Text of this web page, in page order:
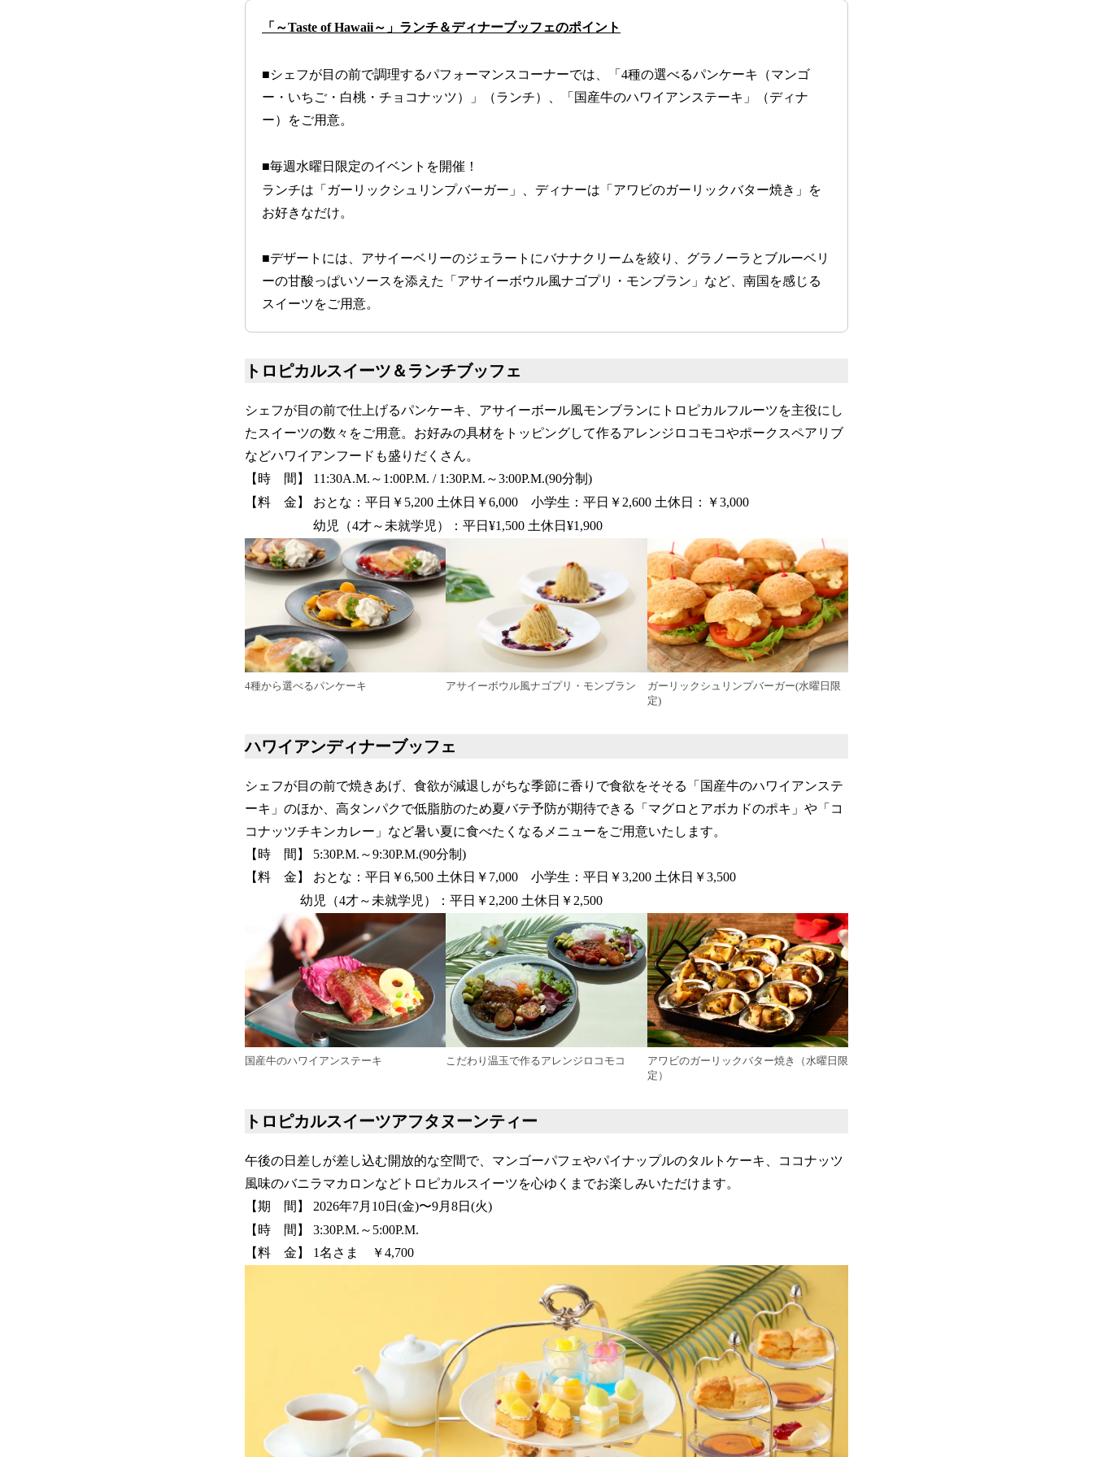
「～Taste of Hawaii～」ランチ＆ディナーブッフェのポイント
■シェフが目の前で調理するパフォーマンスコーナーでは、「4種の選べるパンケーキ（マンゴ
ー・いちご・白桃・チョコナッツ）」（ランチ）、「国産牛のハワイアンステーキ」（ディナ
ー）をご用意。
■毎週水曜日限定のイベントを開催！
ランチは「ガーリックシュリンプバーガー」、ディナーは「アワビのガーリックバター焼き」を
お好きなだけ。
■デザートには、アサイーベリーのジェラートにバナナクリームを絞り、グラノーラとブルーベリ
ーの甘酸っぱいソースを添えた「アサイーボウル風ナゴプリ・モンブラン」など、南国を感じる
スイーツをご用意。
トロピカルスイーツ＆ランチブッフェ
シェフが目の前で仕上げるパンケーキ、アサイーボール風モンブランにトロピカルフルーツを主役にし
たスイーツの数々をご用意。お好みの具材をトッピングして作るアレンジロコモコやポークスペアリブ
などハワイアンフードも盛りだくさん。
【時 間】 11:30A.M.～1:00P.M. / 1:30P.M.～3:00P.M.(90分制)
【料 金】 おとな：平日￥5,200 土休日￥6,000 小学生：平日￥2,600 土休日：￥3,000
幼児（4才～未就学児）：平日¥1,500 土休日¥1,900
4種から選べるパンケーキ アサイーボウル風ナゴプリ・モンブラン
ガーリックシュリンプバーガー(水曜日限
定)
ハワイアンディナーブッフェ
シェフが目の前で焼きあげ、食欲が減退しがちな季節に香りで食欲をそそる「国産牛のハワイアンステ
ーキ」のほか、高タンパクで低脂肪のため夏バテ予防が期待できる「マグロとアボカドのポキ」や「コ
コナッツチキンカレー」など暑い夏に食べたくなるメニューをご用意いたします。
【時 間】 5:30P.M.～9:30P.M.(90分制)
【料 金】 おとな：平日￥6,500 土休日￥7,000 小学生：平日￥3,200 土休日￥3,500
幼児（4才～未就学児）：平日￥2,200 土休日￥2,500
国産牛のハワイアンステーキ こだわり温玉で作るアレンジロコモコ
アワビのガーリックバター焼き（水曜日限
定）
トロピカルスイーツアフタヌーンティー
午後の日差しが差し込む開放的な空間で、マンゴーパフェやパイナップルのタルトケーキ、ココナッツ
風味のバニラマカロンなどトロピカルスイーツを心ゆくまでお楽しみいただけます。
【期 間】 2026年7月10日(金)〜9月8日(火)
【時 間】 3:30P.M.～5:00P.M.
【料 金】 1名さま ￥4,700